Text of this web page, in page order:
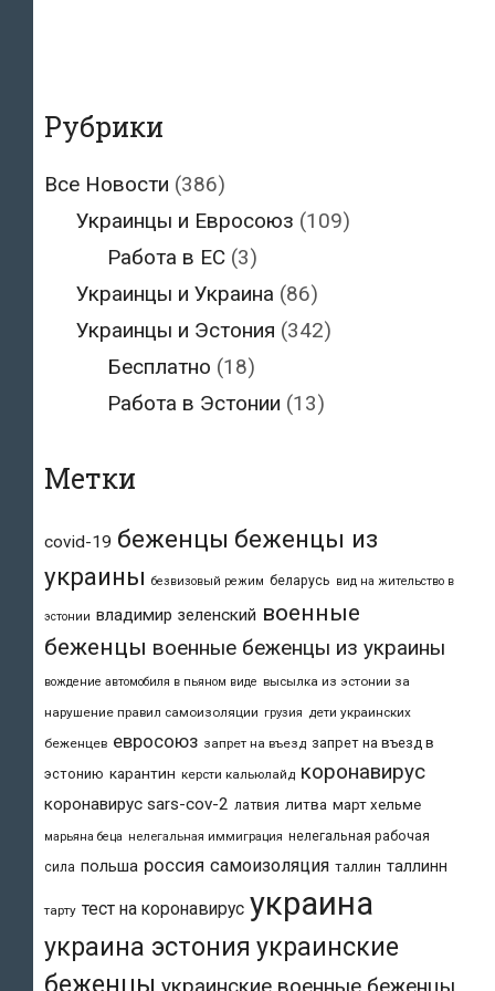
Рубрики
Все Новости (386)
Украинцы и Евросоюз (109)
Работа в ЕС (3)
Украинцы и Украина (86)
Украинцы и Эстония (342)
Бесплатно (18)
Работа в Эстонии (13)
Метки
covid-19 беженцы беженцы из
украины безвизовый режим беларусь вид на жительство в
эстонии владимир зеленский военные
беженцы военные беженцы из украины
вождение автомобиля в пьяном виде высылка из эстонии за
нарушение правил самоизоляции грузия
дети украинских
беженцев евросоюз запрет на въезд запрет на въезд в
эстонию карантин керсти кальюлайд коронавирус
коронавирус sars-cov-2 латвия литва март хельме
марьяна беца нелегальная иммиграция нелегальная рабочая
сила польша россия самоизоляция таллин таллинн
тарту тест на коронавирус украина
украина эстония украинские
беженцы украинские военные беженцы